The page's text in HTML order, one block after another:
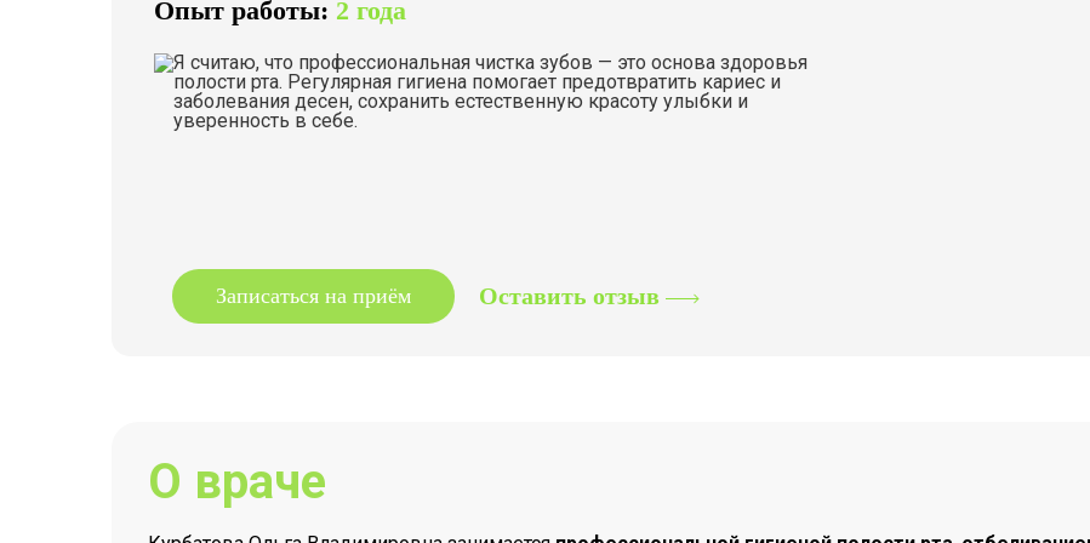
Опыт работы: 2 года
Я считаю, что профессиональная чистка зубов — это основа здоровья
полости рта. Регулярная гигиена помогает предотвратить кариес и
заболевания десен, сохранить естественную красоту улыбки и
уверенность в себе.
Записаться на приём Оставить отзыв
О враче